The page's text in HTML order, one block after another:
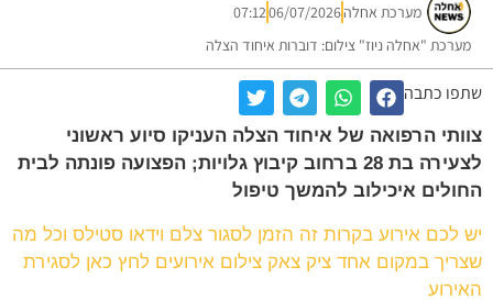
מערכת אחלה 06/07/2026
07:12
"אחלה ניוז" צילום: דוברות איחוד הצלה
כתבה
הרפואה של איחוד הצלה העניקו סיוע ראשוני
לצעירה בת 28 ברחוב קיבוץ גלויות; הפצועה פונתה לבית
איכילוב להמשך טיפול
אירוע בקרות זה הזמן לסגור צלם וידאו סטילס וכל מה
במקום אחד ציק צאק צילום אירועים לחץ כאן לסגירת